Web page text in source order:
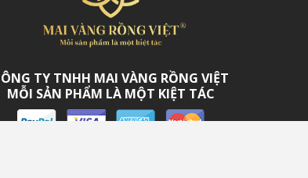
TY TNHH MAI VÀNG RỒNG VIỆT
MỖI SẢN PHẨM LÀ MỘT KIỆT TÁC